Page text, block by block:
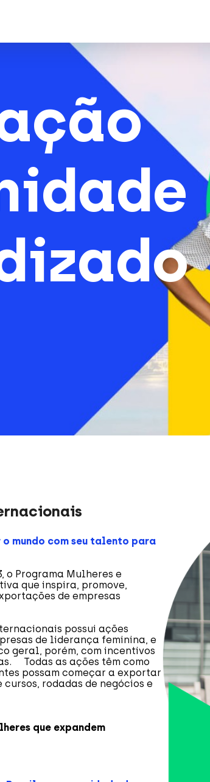
mundo com seu talento para
o Programa Mulheres e
que inspira, promove,
de empresas
possui ações
de liderança feminina, e
geral, porém, com incentivos
Todas as ações têm como
possam começar a exportar
rodadas de negócios e
que expandem